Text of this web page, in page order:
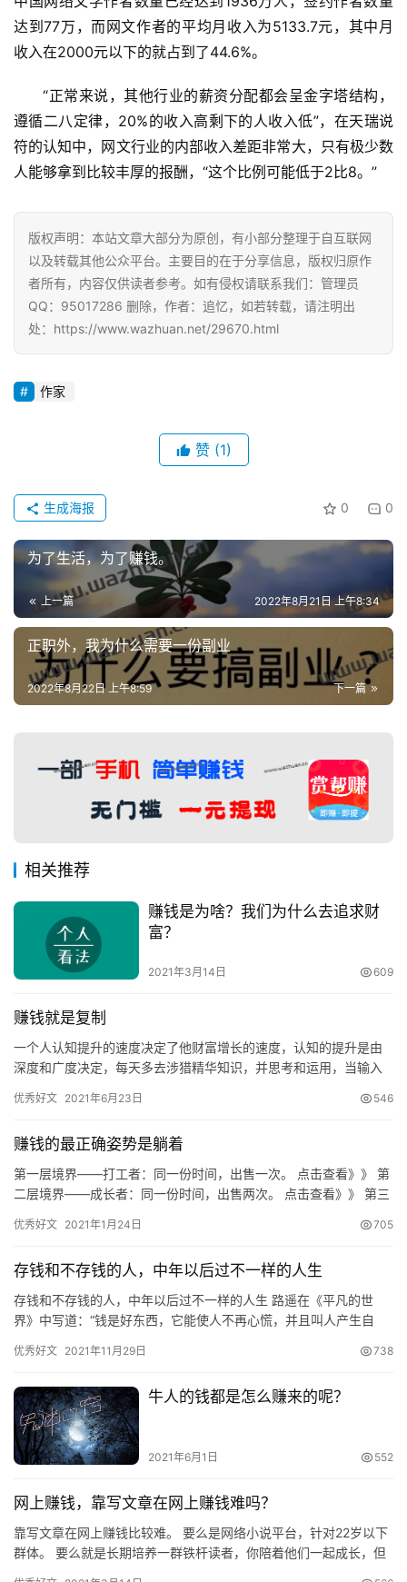
赚
简
评
手
赚
A
P
登录 注册
达到77万，而网文作者的平均月收入为5133.7元，其中月
收入在2000元以下的就占到了44.6%。
“正常来说，其他行业的薪资分配都会呈金字塔结构，
遵循二八定律，20%的收入高剩下的人收入低”，在天瑞说
符的认知中，网文行业的内部收入差距非常大，只有极少数
人能够拿到比较丰厚的报酬，“这个比例可能低于2比8。”
版权声明：本站文章大部分为原创，有小部分整理于自互联网
以及转载其他公众平台。主要目的在于分享信息，版权归原作
者所有，内容仅供读者参考。如有侵权请联系我们：管理员
QQ：95017286 删除，作者：追忆，如若转载，请注明出
处：https://www.wazhuan.net/29670.html
作家
赞 (1)
0 0
生成海报
为了生活，为了赚钱。
上一篇 2022年8月21日 上午8:34
正职外，我为什么需要一份副业
下一篇
2022年8月22日 上午8:59
相关推荐
赚钱是为啥？我们为什么去追求财
富？
2021年3月14日 609
赚钱就是复制
一个人认知提升的速度决定了他财富增长的速度，认知的提升是由
深度和广度决定，每天多去涉猎精华知识，并思考和运用，当输入
打击…
优秀好文 2021年6月23日 546
赚钱的最正确姿势是躺着
第一层境界——打工者：同一份时间，出售一次。 点击查看》》 第
二层境界——成长者：同一份时间，出售两次。 点击查看》》 第三
优秀好文 2021年1月24日 705
存钱和不存钱的人，中年以后过不一样的人生
存钱和不存钱的人，中年以后过不一样的人生 路遥在《平凡的世
界》中写道：“钱是好东西，它能使人不再心慌，并且叫人产生自
万能…
优秀好文 2021年11月29日 738
牛人的钱都是怎么赚来的呢？
2021年6月1日 552
网上赚钱，靠写文章在网上赚钱难吗？
靠写文章在网上赚钱比较难。 要么是网络小说平台，针对22岁以下
群体。 要么就是长期培养一群铁杆读者，你陪着他们一起成长，但